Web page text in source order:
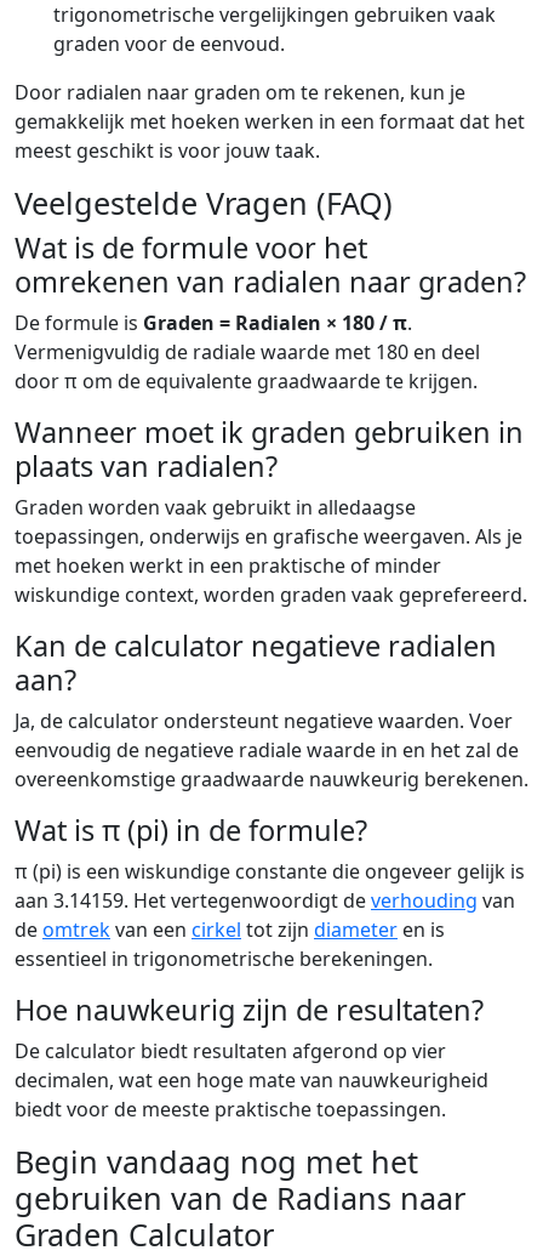
trigonometrische vergelijkingen gebruiken vaak
graden voor de eenvoud.
Door radialen naar graden om te rekenen, kun je
gemakkelijk met hoeken werken in een formaat dat het
meest geschikt is voor jouw taak.
Veelgestelde Vragen (FAQ)
Wat is de formule voor het
omrekenen van radialen naar graden?
De formule is Graden = Radialen × 180 / π.
Vermenigvuldig de radiale waarde met 180 en deel
door π om de equivalente graadwaarde te krijgen.
Wanneer moet ik graden gebruiken in
plaats van radialen?
Graden worden vaak gebruikt in alledaagse
toepassingen, onderwijs en grafische weergaven. Als je
met hoeken werkt in een praktische of minder
wiskundige context, worden graden vaak geprefereerd.
Kan de calculator negatieve radialen
aan?
Ja, de calculator ondersteunt negatieve waarden. Voer
eenvoudig de negatieve radiale waarde in en het zal de
overeenkomstige graadwaarde nauwkeurig berekenen.
Wat is π (pi) in de formule?
π (pi) is een wiskundige constante die ongeveer gelijk is
aan 3.14159. Het vertegenwoordigt deverhouding van
deomtrekvan een cirkel tot zijn diameter en is
essentieel in trigonometrische berekeningen.
Hoe nauwkeurig zijn de resultaten?
De calculator biedt resultaten afgerond op vier
decimalen, wat een hoge mate van nauwkeurigheid
biedt voor de meeste praktische toepassingen.
Begin vandaag nog met het
gebruiken van de Radians naar
Graden Calculator